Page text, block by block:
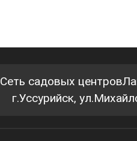
Сеть садовых центров
г.Уссурийск,